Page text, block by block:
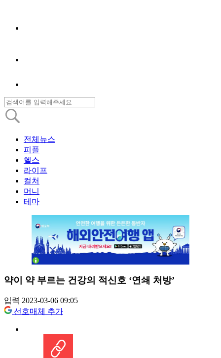
전체뉴스
피플
헬스
라이프
컬처
머니
테마
약이 약 부르는 건강의 적신호 ‘연쇄 처방’
입력 2023-03-06 09:05
선호매체 추가